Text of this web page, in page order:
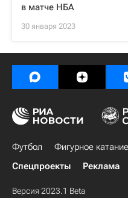
в матче НБА
30 января 2023
Футбол Фигурное катание
Спецпроекты
Реклама
Версия 2023.1 Beta